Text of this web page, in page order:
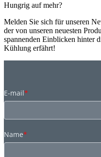
Hungrig auf mehr?
Melden Sie sich für unseren
der von unseren neuesten
spannenden Einblicken hinter
Kühlung erfährt!
E-mail*
Name*